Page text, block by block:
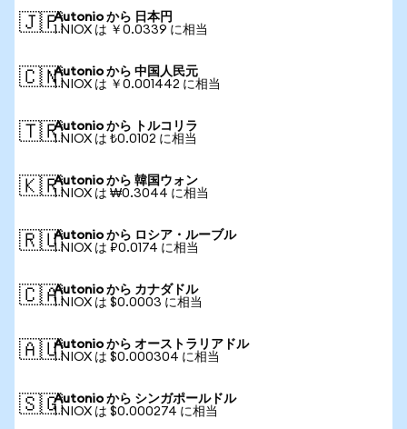
🇯🇵Autonio から 日本円
1 NIOX は ￥0.0339 に相当
🇨🇳Autonio から 中国人民元
1 NIOX は ￥0.001442 に相当
🇹🇷Autonio から トルコリラ
1 NIOX は ₺0.0102 に相当
🇰🇷Autonio から 韓国ウォン
1 NIOX は ₩0.3044 に相当
🇷🇺Autonio から ロシア・ルーブル
1 NIOX は ₽0.0174 に相当
🇨🇦Autonio から カナダドル
1 NIOX は $0.0003 に相当
🇦🇺Autonio から オーストラリアドル
1 NIOX は $0.000304 に相当
🇸🇬Autonio から シンガポールドル
1 NIOX は $0.000274 に相当